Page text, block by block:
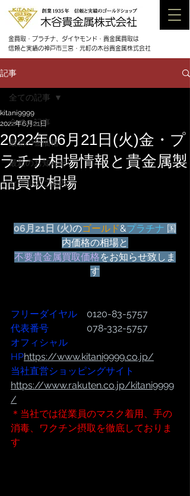
金買取・プラチナ、ダイヤモンド・貴金属買取は
信頼と実績の神戸市三宮・元町の木谷貴金属株式会社
記事
全ての記事
最新の金価格
最新のお知らせ
セールのご案内
全ての記事
2022年06月21日(火)金・プ
ラチナ相場情報と貴金属製
品買取相場
kitani9999
2022年6月21日
06月21日 (火)のゴールド&プラチナ 国
内価格の相場と
不要貴金属買取価格をお知らせ致しま
す
フリーダイヤル 0120-83-5757
代表番号
              078-332-5757
オフィシャル
HPhttps://www.kitani9999.co.jp/
当社直営ショッピングサイト
https://www.rakuten.co.jp/kitani9999
/
＊当社では従業員のマスク着用、手の
消毒、ワクチン摂取を徹底しておりま
す